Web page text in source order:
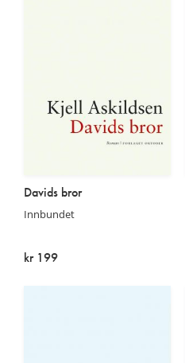
Davids bror
Innbundet
kr 199